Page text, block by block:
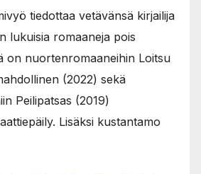
tiedottaa vetävänsä kirjailija
lukuisia romaaneja pois
on nuortenromaaneihin Loitsu
(2022) sekä
Peilipatsas (2019)
Lisäksi kustantamo